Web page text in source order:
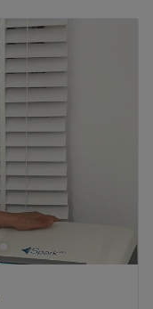
10:00–
10:00–
10:00–
10:00–
10:00–
Geschlossen
dringend mal
Alltag? Dann
in der
einen Besuch
Schnell
gebucht, kann es